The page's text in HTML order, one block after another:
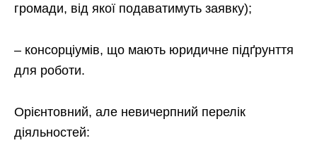
громади, від якої подаватимуть заявку);
– консорціумів, що мають юридичне підґрунття
для роботи.
Орієнтовний, але невичерпний перелік
діяльностей: